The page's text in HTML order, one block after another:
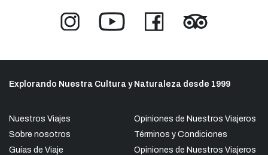
Explorando Nuestra Cultura y Naturaleza desde 1999
Nuestros Viajes
Sobre nosotros
Guías de Viaje
Opiniones de Nuestros Viajeros
Términos y Condiciones
Opiniones de Nuestros Viajeros